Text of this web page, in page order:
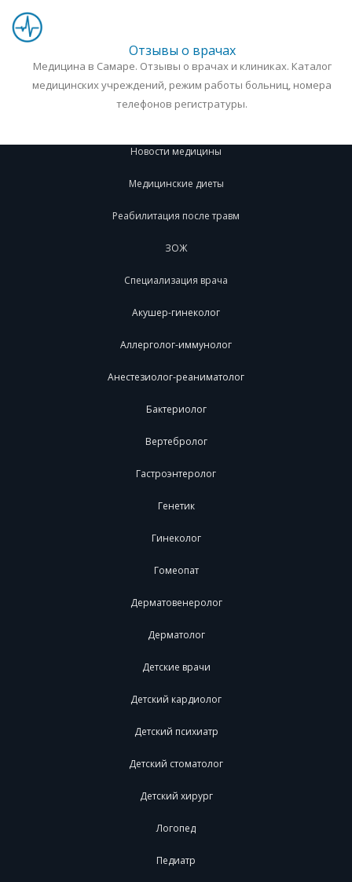
Отзывы о врачах
Медицина в Самаре. Отзывы о врачах и клиниках. Каталог
медицинских учреждений, режим работы больниц, номера
телефонов регистратуры.
Новости медицины
Медицинские диеты
Реабилитация после травм
ЗОЖ
Специализация врача
Акушер-гинеколог
Аллерголог-иммунолог
Анестезиолог-реаниматолог
Бактериолог
Вертебролог
Гастроэнтеролог
Генетик
Гинеколог
Гомеопат
Дерматовенеролог
Дерматолог
Детские врачи
Детский кардиолог
Детский психиатр
Детский стоматолог
Детский хирург
Логопед
Педиатр